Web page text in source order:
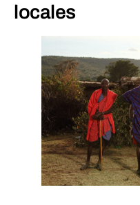
locales